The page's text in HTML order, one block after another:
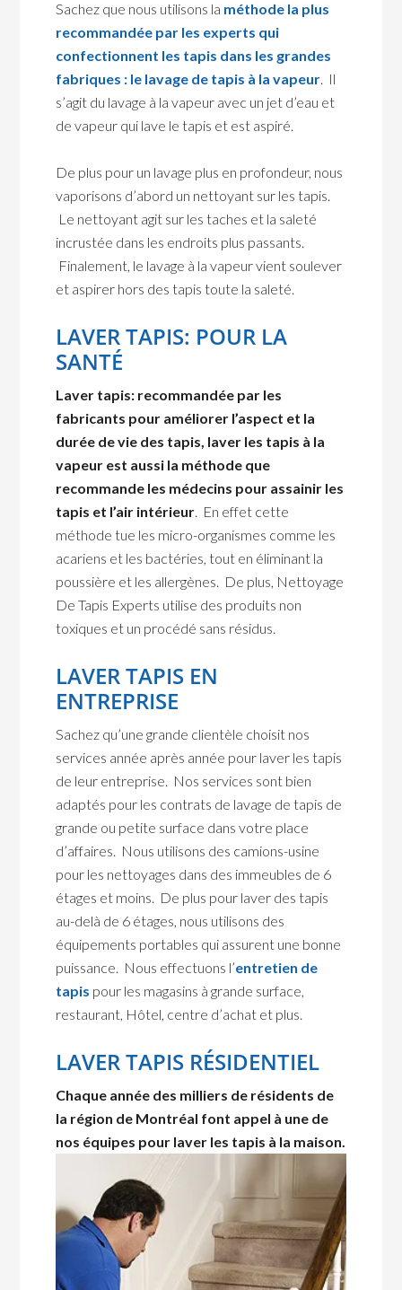
Sachez que nous utilisons la méthode la plus
recommandée par les experts qui
confectionnent les tapis dans les grandes
fabriques : le lavage de tapis à la vapeur . Il
s’agit du lavage à la vapeur avec un jet d’eau et
de vapeur qui lave le tapis et est aspiré.
De plus pour un lavage plus en profondeur, nous
vaporisons d’abord un nettoyant sur les tapis.
Le nettoyant agit sur les taches et la saleté
incrustée dans les endroits plus passants.
Finalement, le lavage à la vapeur vient soulever
et aspirer hors des tapis toute la saleté.
LAVER TAPIS: POUR LA
SANTÉ
Laver tapis: recommandée par les
fabricants pour améliorer l’aspect et la
durée de vie des tapis, laver les tapis à la
vapeur est aussi la méthode que
recommande les médecins pour assainir les
tapis et l’air intérieur . En effet cette
méthode tue les micro-organismes comme les
acariens et les bactéries, tout en éliminant la
poussière et les allergènes. De plus, Nettoyage
De Tapis Experts utilise des produits non
toxiques et un procédé sans résidus.
LAVER TAPIS EN
ENTREPRISE
Sachez qu’une grande clientèle choisit nos
services année après année pour laver les tapis
de leur entreprise. Nos services sont bien
adaptés pour les contrats de lavage de tapis de
grande ou petite surface dans votre place
d’affaires. Nous utilisons des camions-usine
pour les nettoyages dans des immeubles de 6
étages et moins. De plus pour laver des tapis
au-delà de 6 étages, nous utilisons des
équipements portables qui assurent une bonne
puissance. Nous effectuons l’entretien de
tapis pour les magasins à grande surface,
restaurant, Hôtel, centre d’achat et plus.
LAVER TAPIS RÉSIDENTIEL
Chaque année des milliers de résidents de
la région de Montréal font appel à une de
nos équipes pour laver les tapis à la maison.